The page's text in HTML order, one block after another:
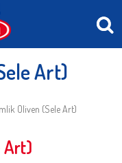
Art)
Oliven (Sele Art)
Art)